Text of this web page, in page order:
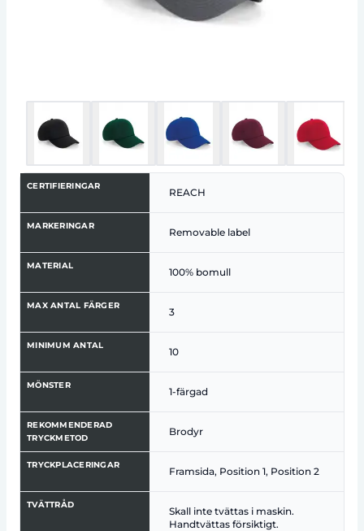
CERTIFIERINGAR
REACH
MARKERINGAR
Removable label
MATERIAL
100% bomull
MAX ANTAL FÄRGER
3
MINIMUM ANTAL
10
MÖNSTER
1-färgad
REKOMMENDERAD
TRYCKMETOD
Brodyr
TRYCKPLACERINGAR
Framsida, Position 1, Position 2
TVÄTTRÅD
Skall inte tvättas i maskin.
Handtvättas försiktigt.